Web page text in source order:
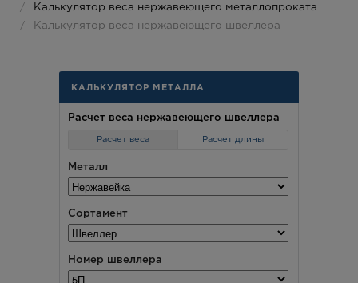
Калькулятор веса нержавеющего металлопроката
Калькулятор веса нержавеющего швеллера